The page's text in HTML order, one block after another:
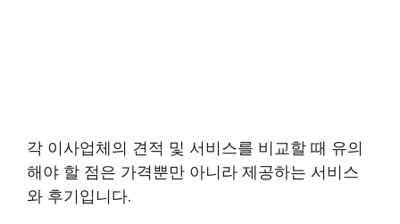
각 이사업체의 견적 및 서비스를 비교할 때 유의
해야 할 점은 가격뿐만 아니라 제공하는 서비스
와 후기입니다.